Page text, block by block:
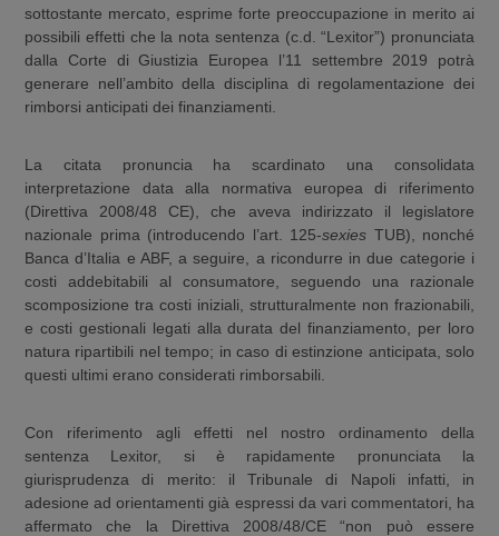
sottostante mercato, esprime forte preoccupazione in merito ai
possibili effetti che la nota sentenza (c.d. “Lexitor”) pronunciata
dalla Corte di Giustizia Europea l’11 settembre 2019 potrà
generare nell’ambito della disciplina di regolamentazione dei
rimborsi anticipati dei finanziamenti.
La citata pronuncia ha scardinato una consolidata
interpretazione data alla normativa europea di riferimento
(Direttiva 2008/48 CE), che aveva indirizzato il legislatore
nazionale prima (introducendo l’art. 125-sexies TUB), nonché
Banca d’Italia e ABF, a seguire, a ricondurre in due categorie i
costi addebitabili al consumatore, seguendo una razionale
scomposizione tra costi iniziali, strutturalmente non frazionabili,
e costi gestionali legati alla durata del finanziamento, per loro
natura ripartibili nel tempo; in caso di estinzione anticipata, solo
questi ultimi erano considerati rimborsabili.
Con riferimento agli effetti nel nostro ordinamento della
sentenza Lexitor, si è rapidamente pronunciata la
giurisprudenza di merito: il Tribunale di Napoli infatti, in
adesione ad orientamenti già espressi da vari commentatori, ha
affermato che la Direttiva 2008/48/CE “non può essere